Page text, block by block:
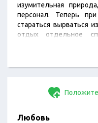
изумительная
персонал. Теперь
стараться вырваться
отдых отдельное
Любовь